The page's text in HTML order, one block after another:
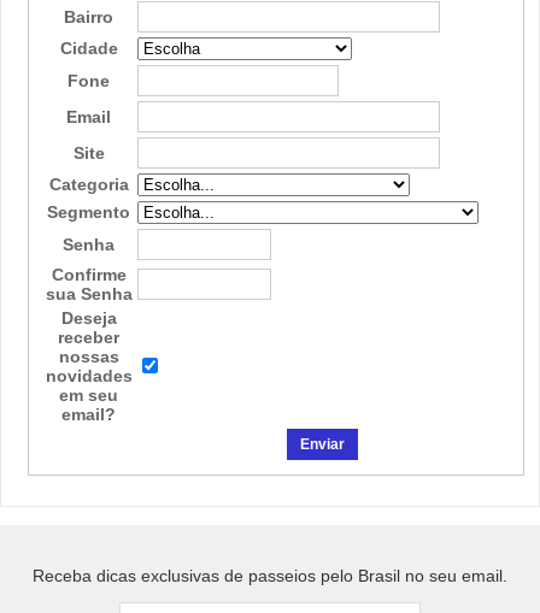
Bairro
Cidade
Fone
Email
Site
Categoria
Segmento
Senha
Confirme
sua Senha
Deseja
receber
nossas
novidades
em seu
email?
Receba dicas exclusivas de passeios pelo Brasil no seu email.